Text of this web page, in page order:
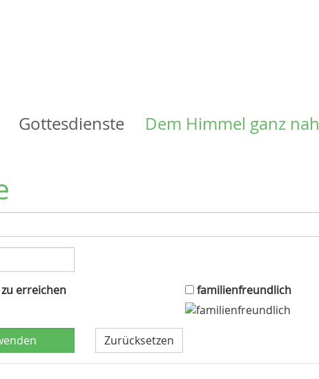
Gottesdienste Dem Himmel ganz nah
erreichen
familienfreundlich
Zurücksetzen